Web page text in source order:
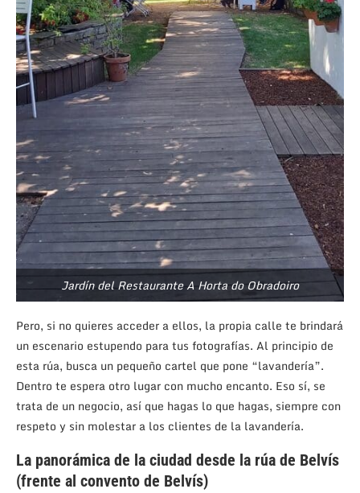
Jardín del Restaurante A Horta do Obradoiro
Pero, si no quieres acceder a ellos, la propia calle te brindará
un escenario estupendo para tus fotografías. Al principio de
esta rúa, busca un pequeño cartel que pone “lavandería”.
Dentro te espera otro lugar con mucho encanto. Eso sí, se
trata de un negocio, así que hagas lo que hagas, siempre con
respeto y sin molestar a los clientes de la lavandería.
La panorámica de la ciudad desde la rúa de Belvís
(frente al convento de Belvís)